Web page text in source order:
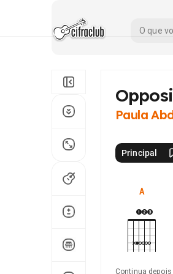
Paula
Principal
A
Continua